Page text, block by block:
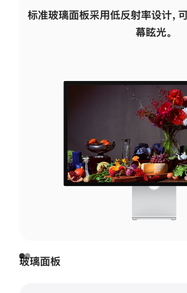
标准玻璃面板采用低反射率设计，
幕眩光。
玻璃面板